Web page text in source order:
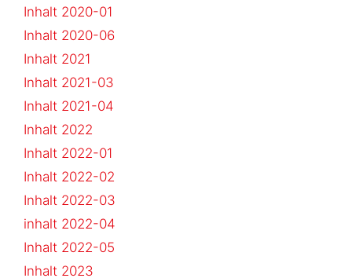
Inhalt 2020-01
Inhalt 2020-06
Inhalt 2021
Inhalt 2021-03
Inhalt 2021-04
Inhalt 2022
Inhalt 2022-01
Inhalt 2022-02
Inhalt 2022-03
inhalt 2022-04
Inhalt 2022-05
Inhalt 2023